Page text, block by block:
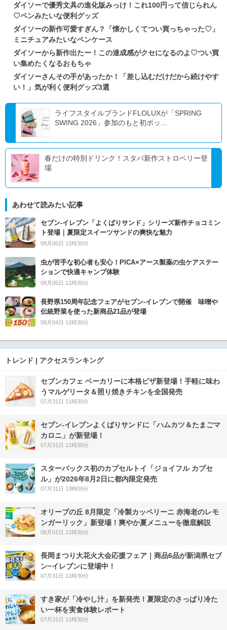
ダイソーで優秀文具の進化版みっけ！これ100円って信じられん
♡ペンみたいな便利グッズ
ダイソーの新作可愛すぎん？「懐かしくてつい買っちゃった♡」
ミニチュアみたいなペンケース
ダイソーから新作出たー！この達成感がクセになるのよ♡つい買
い集めたくなるおもちゃ
ダイソーさんその手があったか！「差し込むだけだから続けやす
い！」気が利く便利グッズ3選
ライフスタイルブランドFLOLUXが「SPRING
SWING 2026」参加のもと初ポッ...
春だけの特別ドリンク！スタバ新作ストロベリー登
場
あわせて読みたい記事
セブン‐イレブン「よくばりサンド」シリーズ新作チョコミン
ト登場｜夏限定スイーツサンドの爽快な魅力
08月06日 11時30分
虫が苦手な初心者も安心！PICA×アース製薬の虫ケアステー
ションで快適キャンプ体験
08月05日 11時30分
長野県150周年記念フェアがセブン-イレブンで開催 味噌や
伝統野菜を使った新商品21品が登場
08月04日 11時30分
トレンド | アクセスランキング
セブンカフェ ベーカリーに本格ピザ新登場！手軽に味わ
うマルゲリータ＆照り焼きチキンを全国発売
07月31日 11時30分
セブン‐イレブンよくばりサンドに「ハムカツ＆たまごマ
カロニ」が新登場！
07月31日 11時30分
スターバックス初のカプセルトイ「ジョイフル カプセ
ル」が2026年8月2日に都内限定発売
07月31日 13時00分
オリーブの丘 8月限定「冷製カッペリーニ 赤海老のレモ
ンガーリック」新登場！爽やか夏メニューを徹底解説
08月01日 11時30分
長岡まつり大花火大会応援フェア｜商品6品が新潟県セブ
ン−イレブンに登場中！
07月31日 11時30分
すき家が「冷やし汁」を新発売！夏限定のさっぱり冷た
い一杯を実食体験レポート
07月31日 11時30分